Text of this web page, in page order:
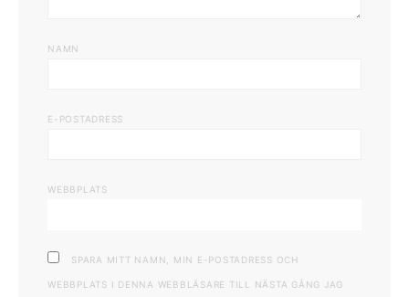
NAMN
E-POSTADRESS
WEBBPLATS
SPARA MITT NAMN, MIN E-POSTADRESS OCH
WEBBPLATS I DENNA WEBBLÄSARE TILL NÄSTA GÅNG JAG